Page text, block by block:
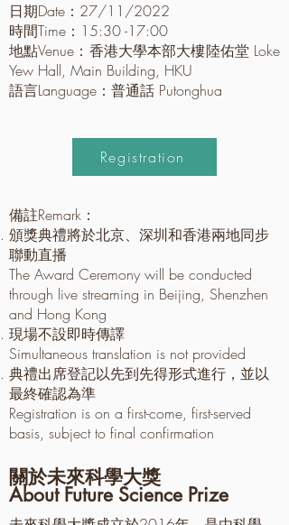
Registration
日期Date：27/11/2022
時間Time：15:30 -17:00
地點Venue：香港大學本部大樓陸佑堂 Loke
Yew Hall, Main Building, HKU
語言Language：普通話 Putonghua
備註Remark：
頒獎典禮將於北京、深圳和香港兩地同步
聯動直播
The Award Ceremony will be conducted
through live streaming in Beijing, Shenzhen
and Hong Kong
現場不設即時傳譯
Simultaneous translation is not provided
典禮出席登記以先到先得形式進行，並以
最終確認為準
Registration is on a first-come, first-served
basis, subject to final confirmation
關於未來科學大獎
About Future Science Prize